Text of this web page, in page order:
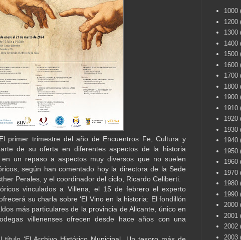
primer trimestre del año de Encuentros Fe, Cultura y
de su oferta en diferentes aspectos de la historia
en un repaso a aspectos muy diversos que no suelen
según han comentado hoy la directora de la Sede
Perales, y el coordinador del ciclo, Ricardo Celiberti.
vinculados a Villena, el 15 de febrero el experto
su charla sobre ‘El Vino en la historia: El fondillón
más particulares de la provincia de Alicante, único en
villenenses ofrecen desde hace años con una
1000
1200
1300
1400
1500
1600
1700
1800
1900
1910
1920
1930
1940
1950
1960
1970
1980
1990
2000
2001
2002
2003